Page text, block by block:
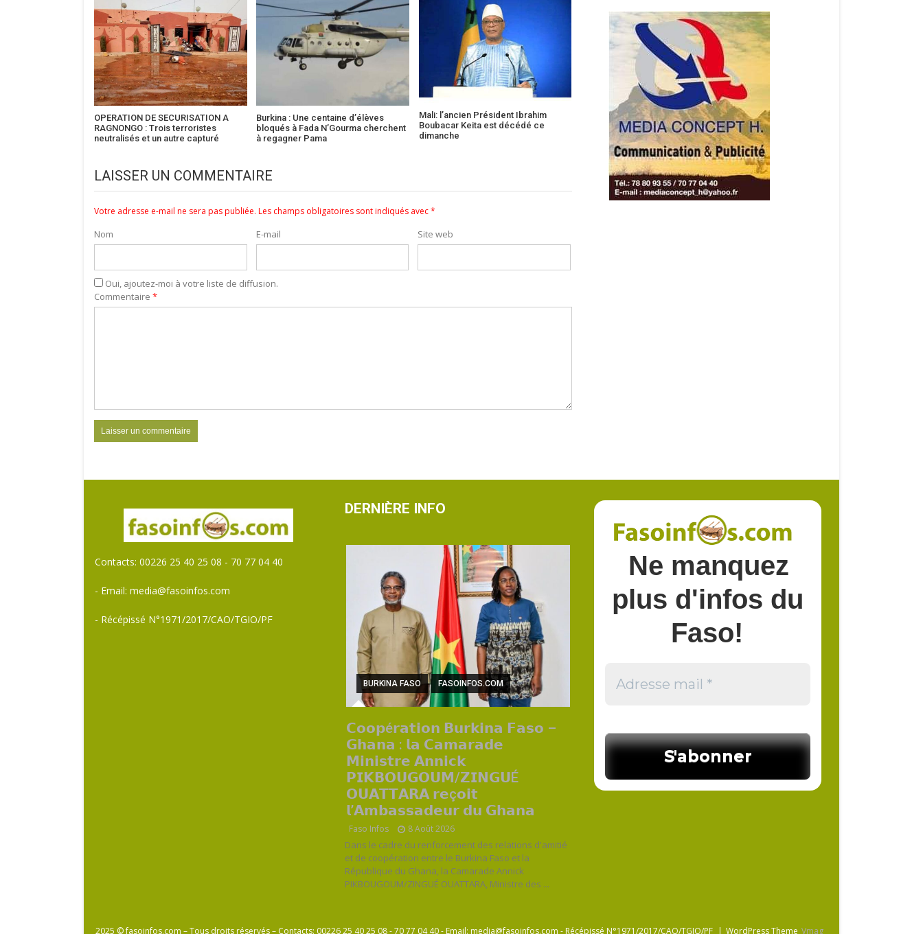
OPERATION DE SECURISATION A
RAGNONGO : Trois terroristes
neutralisés et un autre capturé
Burkina : Une centaine d’élèves
bloqués à Fada N’Gourma cherchent
à regagner Pama
Mali: l’ancien Président Ibrahim
Boubacar Keita est décédé ce
dimanche
LAISSER UN COMMENTAIRE
Votre adresse e-mail ne sera pas publiée. Les champs obligatoires sont indiqués avec*
Nom E-mail Site web
Oui, ajoutez-moi à votre liste de diffusion.
Commentaire *
Contacts: 00226 25 40 25 08 - 70 77 04 40
- Email: media@fasoinfos.com
- Récépissé N°1971/2017/CAO/TGIO/PF
DERNIÈRE INFO
BURKINA FASO FASOINFOS.COM
𝗖𝗼𝗼𝗽é𝗿𝗮𝘁𝗶𝗼𝗻 𝗕𝘂𝗿𝗸𝗶𝗻𝗮 𝗙𝗮𝘀𝗼 –
𝗚𝗵𝗮𝗻𝗮 : 𝗹𝗮 𝗖𝗮𝗺𝗮𝗿𝗮𝗱𝗲
𝗠𝗶𝗻𝗶𝘀𝘁𝗿𝗲 𝗔𝗻𝗻𝗶𝗰𝗸
𝗣𝗜𝗞𝗕𝗢𝗨𝗚𝗢𝗨𝗠/𝗭𝗜𝗡𝗚𝗨É
𝗢𝗨𝗔𝗧𝗧𝗔𝗥𝗔 𝗿𝗲ç𝗼𝗶𝘁
𝗹’𝗔𝗺𝗯𝗮𝘀𝘀𝗮𝗱𝗲𝘂𝗿 𝗱𝘂 𝗚𝗵𝗮𝗻𝗮
Faso Infos 8 Août 2026
Dans le cadre du renforcement des relations d'amitié
et de coopération entre le Burkina Faso et la
République du Ghana, la Camarade Annick
PIKBOUGOUM/ZINGUÉ OUATTARA, Ministre des ...
Ne manquez
plus d'infos du
Faso!
2025 © fasoinfos.com – Tous droits réservés – Contacts: 00226 25 40 25 08 - 70 77 04 40 - Email: media@fasoinfos.com - Récépissé N°1971/2017/CAO/TGIO/PF | WordPress Theme Vmag